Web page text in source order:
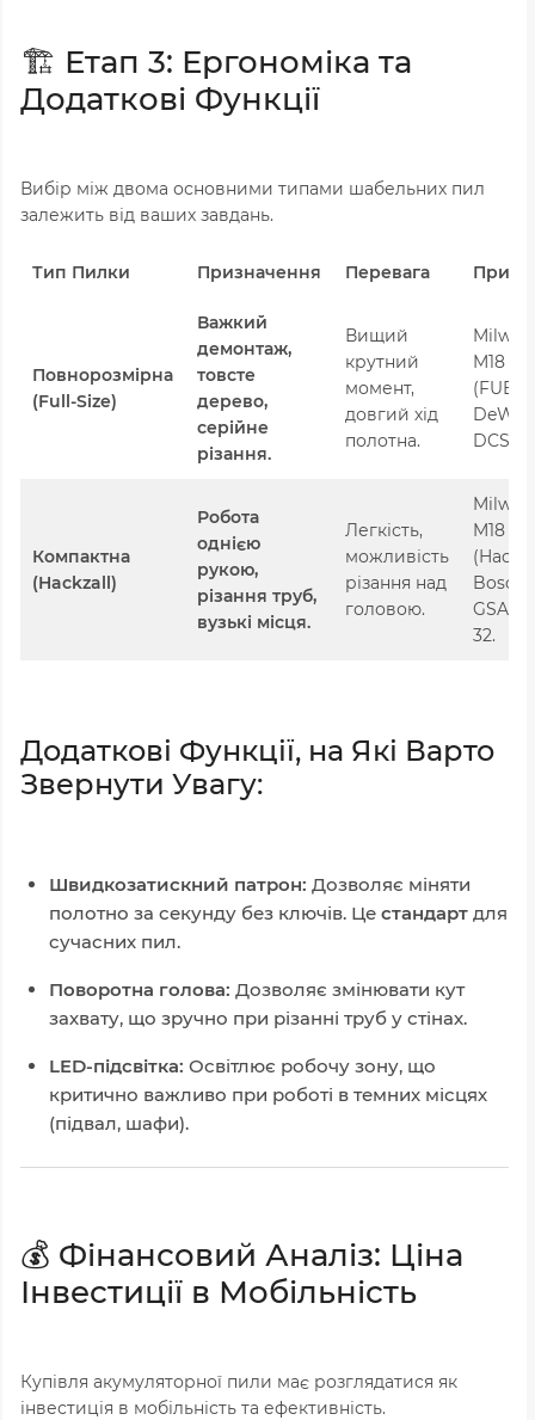
🏗️ Етап 3: Ергономіка та
Додаткові Функції
Вибір між двома основними типами шабельних пил
залежить від ваших завдань.
Тип Пилки Призначення Перевага
Повнорозмірна
(Full-Size)
Важкий
демонтаж,
товсте
дерево,
серійне
різання.
Вищий
крутний
момент,
довгий хід
полотна.
M18
(FUEL),
DeWalt
Компактна
(Hackzall)
Робота
однією
рукою,
різання труб,
вузькі місця.
Легкість,
можливість
різання над
головою.
M18
Bosch
GSA
32.
Додаткові Функції, на Які Варто
Звернути Увагу:
Швидкозатискний патрон: Дозволяє міняти
полотно за секунду без ключів. Це стандарт для
сучасних пил.
Поворотна голова: Дозволяє змінювати кут
захвату, що зручно при різанні труб у стінах.
LED-підсвітка: Освітлює робочу зону, що
критично важливо при роботі в темних місцях
(підвал, шафи).
💰 Фінансовий Аналіз: Ціна
Інвестиції в Мобільність
Купівля акумуляторної пили має розглядатися як
інвестиція в мобільність та ефективність.